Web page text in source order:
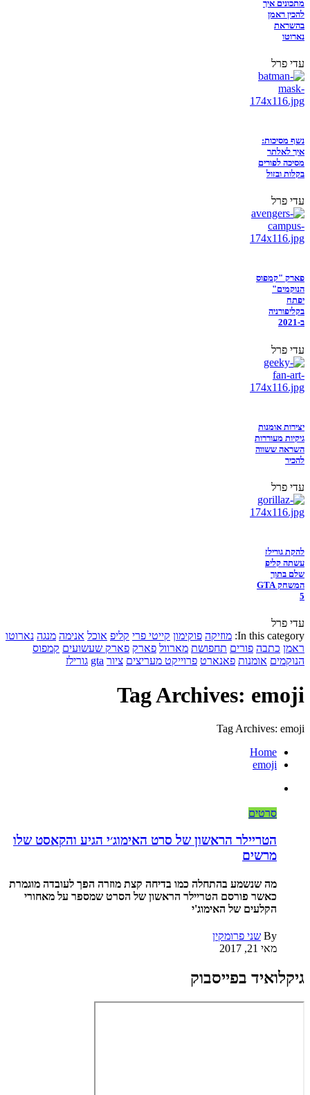
מתכונים איך
להכין ראמן
בהשראת
נארוטו
עדי פרל
נשף מסיכות:
איך לאלתר
מסיכה לפורים
בקלות ובזול
עדי פרל
פארק "קמפוס
הנוקמים"
יפתח
בקליפורניה
ב-2021
עדי פרל
יצירות אומנות
גיקיות מעוררות
השראה ששווה
להכיר
עדי פרל
להקת גורילז
עשתה קליפ
שלם בתוך
המשחק GTA
5
עדי פרל
In this category: מוזיקה פוקימון קייטי פרי קליפ אוכל אנימה מנגה נארוטו
ראמן כתבה פורים תחפושת מארוול פארק פארק שעשועים קמפוס
הנוקמים אומנות פאנארט פרוייקט מעריצים ציור gta גורילז
Tag Archives: emoji
Tag Archives: emoji
Home
emoji
סרטים
הטריילר הראשון של סרט האימוג׳י הגיע והקאסט שלו
מרשים
מה שנשמע בהתחלה כמו בדיחה קצת מוזרה הפך לעובדה מוגמרת
כאשר פורסם הטריילר הראשון של הסרט שמספר על מאחורי
הקלעים של האימוג'י
By שני פרומקין
מאי 21, 2017
גיקלואיד בפייסבוק